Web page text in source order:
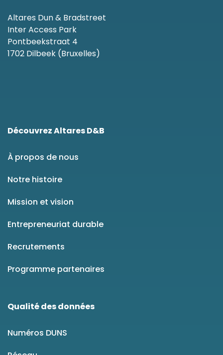
Altares Dun & Bradstreet
Inter Access Park
Pontbeekstraat 4
1702 Dilbeek (Bruxelles)
Découvrez Altares D&B
À propos de nous
Notre histoire
Mission et vision
Entrepreneuriat durable
Recrutements
Programme partenaires
Qualité des données
Numéros DUNS